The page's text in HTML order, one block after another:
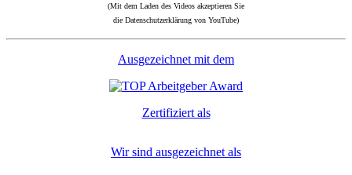
(Mit dem Laden des Videos akzeptieren Sie
die Datenschutzerklärung von YouTube)
Ausgezeichnet mit dem
Zertifiziert als
Wir sind ausgezeichnet als